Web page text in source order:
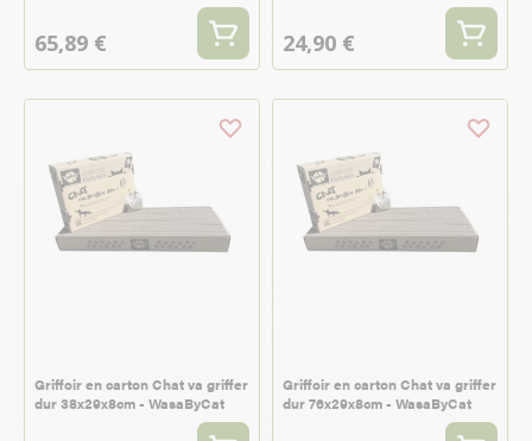
65,89 € 24,90 €
Griffoir en carton Chat va griffer
dur 38x29x8cm - WasaByCat
Griffoir en carton Chat va griffer
dur 76x29x8cm - WasaByCat